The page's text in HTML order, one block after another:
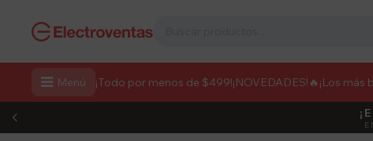
 Menú ¡Todo por menos de $499!¡NOVEDADES! 🔥¡Los más